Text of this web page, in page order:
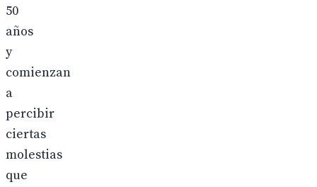
50
años
y
comienzan
a
percibir
ciertas
molestias
que